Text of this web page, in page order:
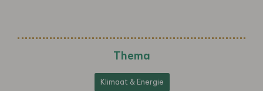
Thema
Klimaat & Energie